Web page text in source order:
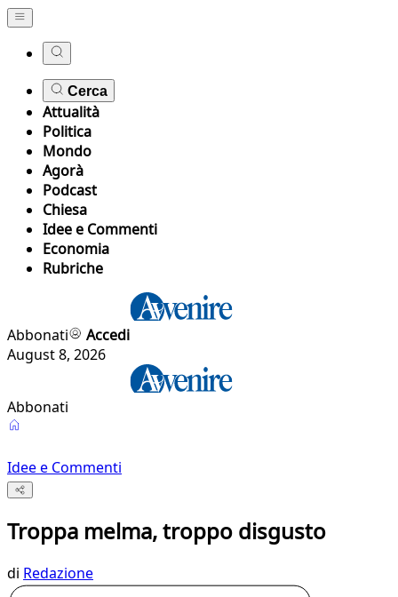
Cerca
Attualità
Politica
Mondo
Agorà
Podcast
Chiesa
Idee e Commenti
Economia
Rubriche
Abbonati
Accedi
August 8, 2026
Abbonati
Idee e Commenti
Troppa melma, troppo disgusto
di Redazione